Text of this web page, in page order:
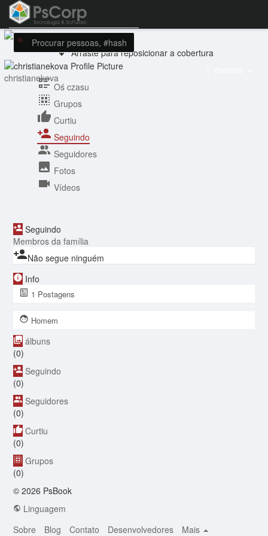
Arraste para reposicionar a cobertura
christianekova
Oś czasu
Grupos
Curtiu
Seguindo
Seguidores
Fotos
Vídeos
Seguindo
Membros da família
Não segue ninguém
Info
1 Postagens
Homem
álbuns
(0)
Seguindo
(0)
Seguidores
(0)
Curtiu
(0)
Grupos
(0)
© 2026 PsBook
Linguagem
Sobre
Blog Contato Desenvolvedores Mais